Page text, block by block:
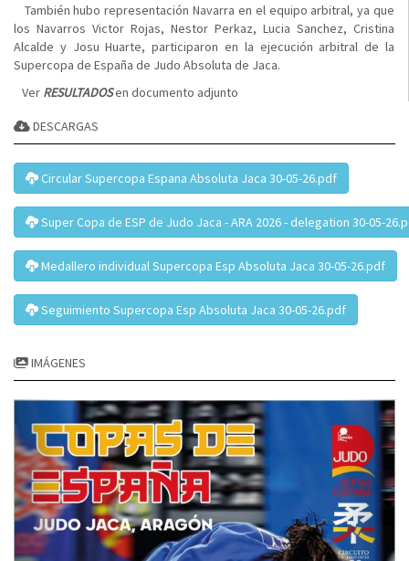
También hubo representación Navarra en el equipo arbitral, ya que
los Navarros Victor Rojas, Nestor Perkaz, Lucia Sanchez, Cristina
Alcalde y Josu Huarte, participaron en la ejecución arbitral de la
Supercopa de España de Judo Absoluta de Jaca.
Ver RESULTADOSen documento adjunto
DESCARGAS
Circular Supercopa Espana Absoluta Jaca 30-05-26.pdf
Super Copa de ESP de Judo Jaca - ARA 2026 - delegation 30-05-
Medallero individual Supercopa Esp Absoluta Jaca 30-05-26.pdf
Seguimiento Supercopa Esp Absoluta Jaca 30-05-26.pdf
IMÁGENES